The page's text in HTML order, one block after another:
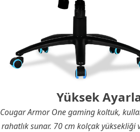
Yüksek
Cougar Armor One gaming koltuk,
rahatlık sunar. 70 cm kolçak yüksekliği